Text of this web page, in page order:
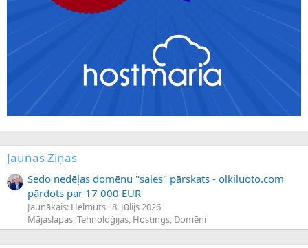
Jaunas Ziņas
Sedo nedēļas domēnu "sales" pārskats - olkiluoto.com
pārdots par 17 000 EUR
Jaunākais: Helmuts 8. Jūlijs 2026
Mājaslapas, Tehnoloģijas, Hostings, Domēni